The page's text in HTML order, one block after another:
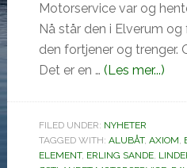
Motorservice var og
Nå står den i Elverum
den fortjener og trenger.
Det er en … (Les mer...)
FILED UNDER: NYHETER
TAGGED WITH: ALUBÅT, AXIOM,
ELEMENT, ERLING SANDE,